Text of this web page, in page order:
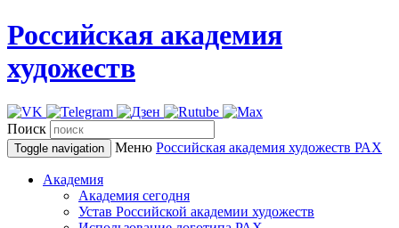
Российская академия
художеств
Поиск
Toggle navigation Меню Российская академия художеств РАХ
Академия
Академия сегодня
Устав Российской академии художеств